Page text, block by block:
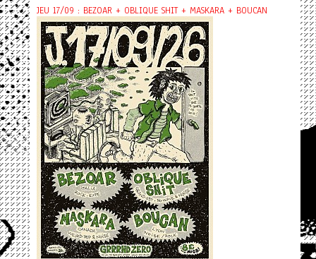
JEU 17/09 : BEZOAR + OBLIQUE SHIT + MASKARA + BOUCAN